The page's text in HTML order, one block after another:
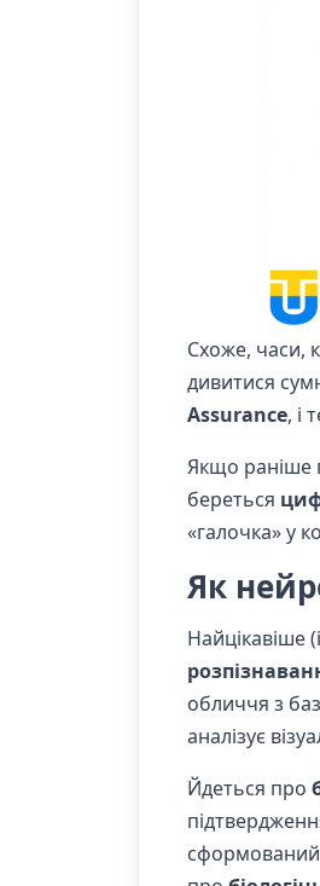
Схоже, часи,
дивитися
Assurance, і
Якщо раніше
береться
«галочка» у
Як
Найцікавіше
обличчя з
аналізує
Йдеться про
сформований